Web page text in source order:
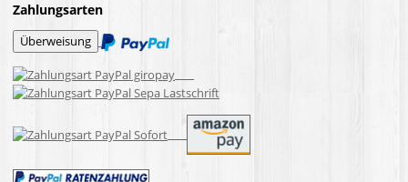
Zahlungsarten